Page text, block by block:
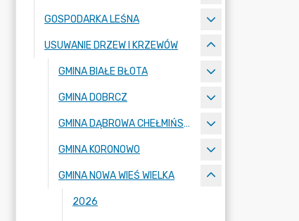
GOSPODARKA LEŚNA
USUWANIE DRZEW I KRZEWÓW
GMINA BIAŁE BŁOTA
GMINA DOBRCZ
GMINA DĄBROWA CHEŁMIŃSKA
GMINA KORONOWO
GMINA NOWA WIEŚ WIELKA
2026